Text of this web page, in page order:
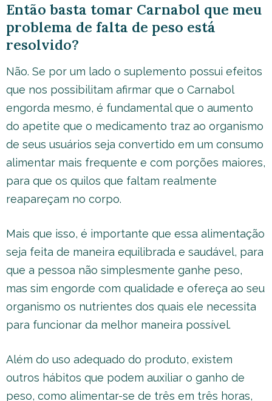
Então basta tomar Carnabol que meu
problema de falta de peso está
resolvido?
Não. Se por um lado o suplemento possui efeitos
que nos possibilitam afirmar que o Carnabol
engorda mesmo, é fundamental que o aumento
do apetite que o medicamento traz ao organismo
de seus usuários seja convertido em um consumo
alimentar mais frequente e com porções maiores,
para que os quilos que faltam realmente
reapareçam no corpo.
Mais que isso, é importante que essa alimentação
seja feita de maneira equilibrada e saudável, para
que a pessoa não simplesmente ganhe peso,
mas sim engorde com qualidade e ofereça ao seu
organismo os nutrientes dos quais ele necessita
para funcionar da melhor maneira possível.
Além do uso adequado do produto, existem
outros hábitos que podem auxiliar o ganho de
peso, como alimentar-se de três em três horas,